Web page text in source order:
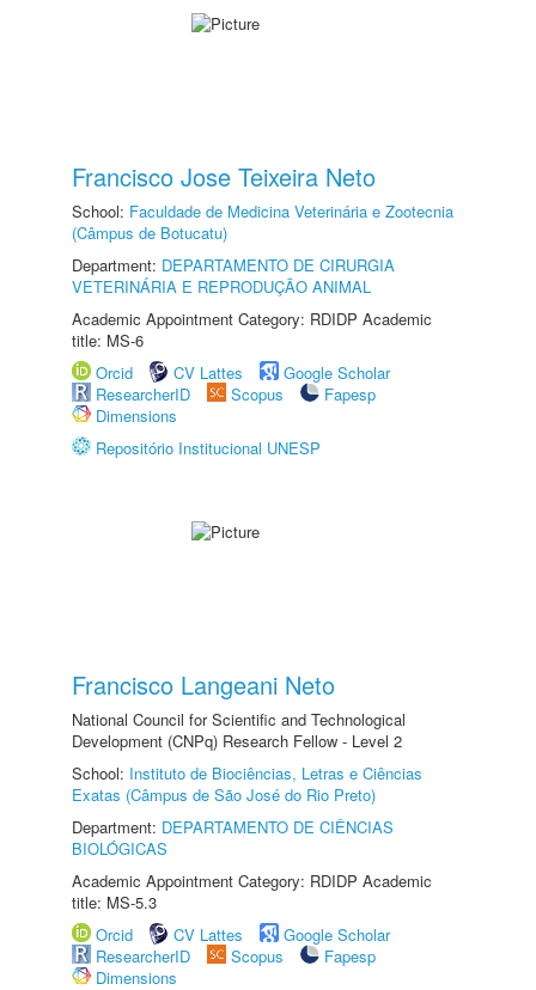
Francisco Jose Teixeira Neto
School: Faculdade de Medicina Veterinária e Zootecnia
(Câmpus de Botucatu)
Department: DEPARTAMENTO DE CIRURGIA
VETERINÁRIA E REPRODUÇÃO ANIMAL
Academic Appointment Category: RDIDP Academic
title: MS-6
Orcid
CV Lattes
Google Scholar
ResearcherID
Scopus
Fapesp
Dimensions
Repositório Institucional UNESP
Francisco Langeani Neto
National Council for Scientific and Technological
Development (CNPq) Research Fellow - Level 2
School: Instituto de Biociências, Letras e Ciências
Exatas (Câmpus de São José do Rio Preto)
Department: DEPARTAMENTO DE CIÊNCIAS
BIOLÓGICAS
Academic Appointment Category: RDIDP Academic
title: MS-5.3
Orcid
CV Lattes
Google Scholar
ResearcherID
Scopus
Fapesp
Dimensions